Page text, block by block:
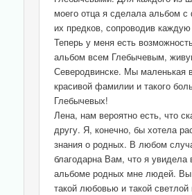
моего отца я сделала альбом
их предков, сопроводив каждую
Теперь у меня есть
альбом всем Глебычевым,
Северодвинске. Мы маленькая
красивой фамилии и такого
Глебычевых!
Лена, нам вероятно есть, что
другу. Я, конечно, бы хотела
знания о родных. В любом
благодарна Вам, что я
альбоме родных мне людей. Вы
такой любовью и такой